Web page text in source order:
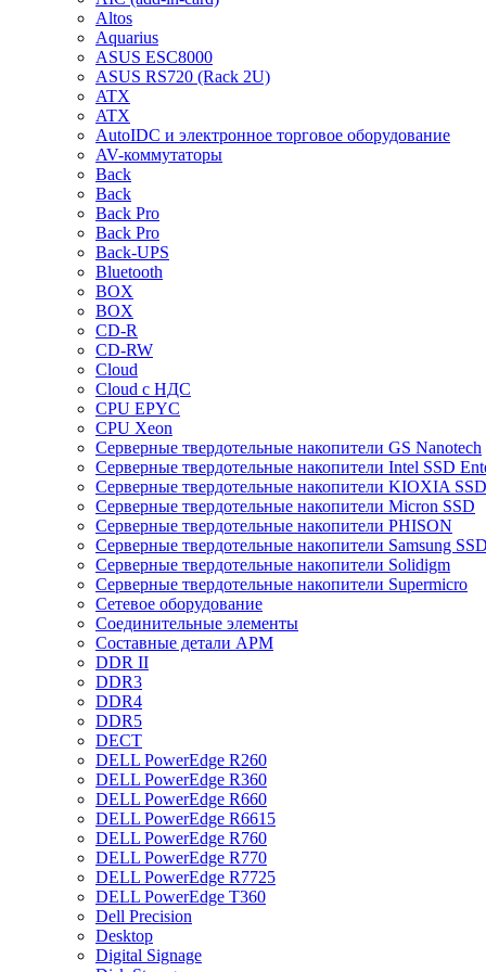
Altos
Aquarius
ASUS ESC8000
ASUS RS720 (Rack 2U)
ATX
ATX
AutoIDC и электронное торговое оборудование
AV-коммутаторы
Back
Back
Back Pro
Back Pro
Back-UPS
Bluetooth
BOX
BOX
CD-R
CD-RW
Cloud
Cloud с НДС
CPU EPYC
CPU Xeon
Cерверные твердотельные накопители GS Nanotech
Cерверные твердотельные накопители Intel SSD
Cерверные твердотельные накопители KIOXIA SSD
Cерверные твердотельные накопители Micron SSD
Cерверные твердотельные накопители PHISON
Cерверные твердотельные накопители Samsung
Cерверные твердотельные накопители Solidigm
Cерверные твердотельные накопители Supermicro
Cетевое оборудование
Cоединительные элементы
Cоставные детали АРМ
DDR II
DDR3
DDR4
DDR5
DECT
DELL PowerEdge R260
DELL PowerEdge R360
DELL PowerEdge R660
DELL PowerEdge R6615
DELL PowerEdge R760
DELL PowerEdge R770
DELL PowerEdge R7725
DELL PowerEdge T360
Dell Precision
Desktop
Digital Signage